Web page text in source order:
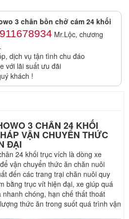
3 chân bồn chở cám 24 khối
Mr.Lộc, chương
dịch vụ tận tình chu đáo
với lãi suất ưu đãi
khách !
3 CHÂN 24 KHỐI
VẬN CHUYỂN THỨC
ĐẠI
24 khối trục vích là dòng xe
vận chuyển thức ăn chăn nuôi
đến các trang trại chăn nuôi quy
bằng trục vít hiện đại, xe giúp quá
chóng, hạn chế thất thoát
thức ăn trong suốt quá trình vận